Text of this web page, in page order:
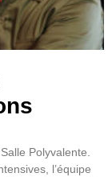
Polyvalente.
l’équipe